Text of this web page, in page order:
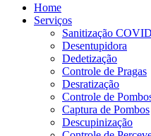
Home
Serviços
Sanitização
Desentupidora
Dedetização
Controle de Pragas
Desratização
Controle de
Captura de Pombos
Descupinização